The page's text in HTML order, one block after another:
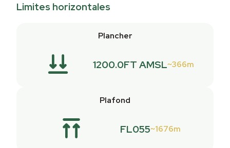
Limites horizontales
Plancher
1200.0FT AMSL 366m
Plafond
FL055 1676m